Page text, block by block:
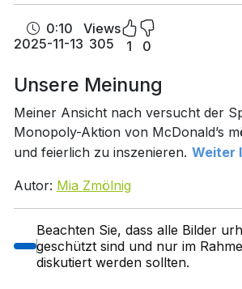
0:10
2025-11-13
Views
305
1 0
Unsere Meinung
Meiner Ansicht nach versucht der
Monopoly-Aktion von McDonald’s
und feierlich zu inszenieren. Weiter
Autor: Mia Zmölnig
Beachten Sie, dass alle Bilder
geschützt sind und nur im
diskutiert werden sollten.